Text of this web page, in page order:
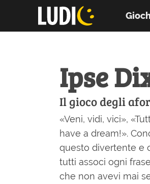
Ipse
Il gioco degli
«Veni, vidi, vici»,
have a dream!».
questo divertente e
tutti associ ogni
che non avevi mai